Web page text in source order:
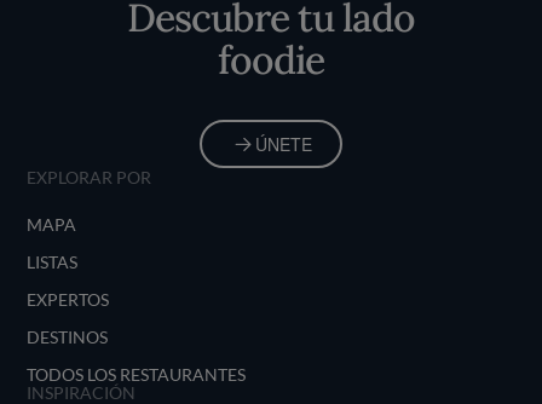
Descubre tu lado
foodie
ÚNETE
EXPLORAR POR
MAPA
LISTAS
EXPERTOS
DESTINOS
TODOS LOS RESTAURANTES
INSPIRACIÓN